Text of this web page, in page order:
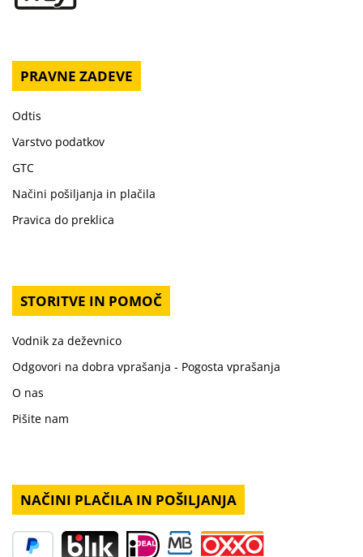
PRAVNE ZADEVE
Odtis
Varstvo podatkov
GTC
Načini pošiljanja in plačila
Pravica do preklica
STORITVE IN POMOČ
Vodnik za deževnico
Odgovori na dobra vprašanja - Pogosta vprašanja
O nas
Pišite nam
NAČINI PLAČILA IN POŠILJANJA